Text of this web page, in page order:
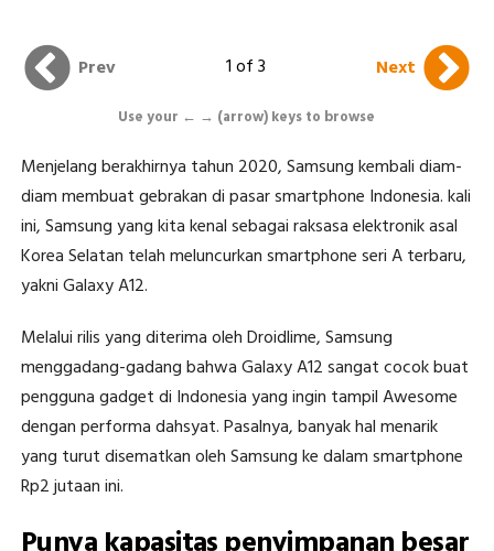
Prev 1 of 3 Next
Use your ← → (arrow) keys to browse
Menjelang berakhirnya tahun 2020, Samsung kembali diam-
diam membuat gebrakan di pasar smartphone Indonesia. kali
ini, Samsung yang kita kenal sebagai raksasa elektronik asal
Korea Selatan telah meluncurkan smartphone seri A terbaru,
yakni Galaxy A12.
Melalui rilis yang diterima oleh Droidlime, Samsung
menggadang-gadang bahwa Galaxy A12 sangat cocok buat
pengguna gadget di Indonesia yang ingin tampil Awesome
dengan performa dahsyat. Pasalnya, banyak hal menarik
yang turut disematkan oleh Samsung ke dalam smartphone
Rp2 jutaan ini.